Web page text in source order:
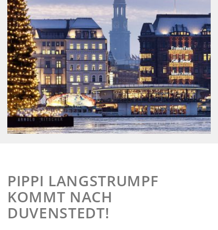
PIPPI LANGSTRUMPF
KOMMT NACH
DUVENSTEDT!